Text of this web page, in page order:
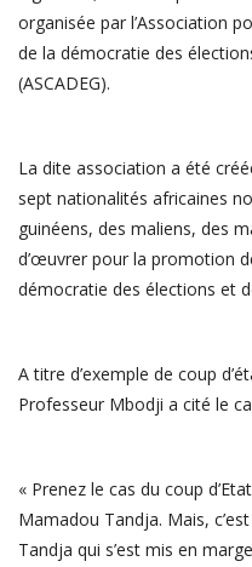
organisée par l’Association
de la démocratie des
(ASCADEG).
La dite association a été
sept nationalités africaines
guinéens, des maliens, des
d’œuvrer pour la promotion
démocratie des élections et
A titre d’exemple de coup
Professeur Mbodji a cité le
« Prenez le cas du coup
Mamadou Tandja. Mais,
Tandja qui s’est mis en